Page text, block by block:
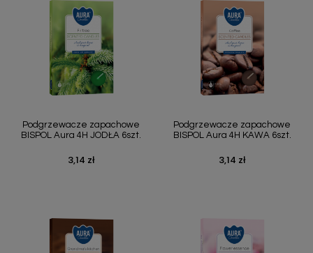
Podgrzewacze zapachowe
BISPOL Aura 4H JODŁA 6szt.
Cena
3,14 zł
Podgrzewacze zapachowe
BISPOL Aura 4H KAWA 6szt.
Cena
3,14 zł